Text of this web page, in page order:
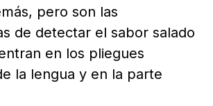
pero son las
de detectar el sabor salado
en los pliegues
la lengua y en la parte